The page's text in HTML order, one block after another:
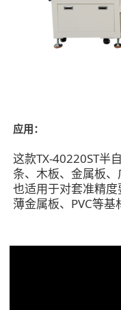
应用：
这款TX-40220ST半
条、木板、金属板
也适用于对套准精度
薄金属板、PVC等基